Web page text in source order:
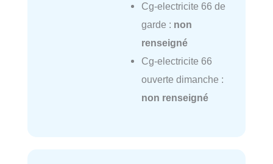
Cg-electricite 66 de
garde : non
renseigné
Cg-electricite 66
ouverte dimanche :
non renseigné